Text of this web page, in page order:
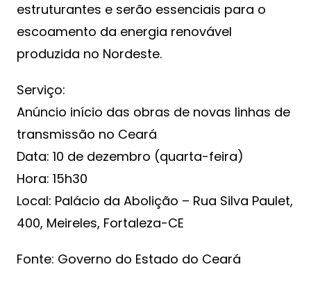
estruturantes e serão essenciais para o
escoamento da energia renovável
produzida no Nordeste.
Serviço:
Anúncio início das obras de novas linhas de
transmissão no Ceará
Data: 10 de dezembro (quarta-feira)
Hora: 15h30
Local: Palácio da Abolição – Rua Silva Paulet,
400, Meireles, Fortaleza-CE
Fonte: Governo do Estado do Ceará